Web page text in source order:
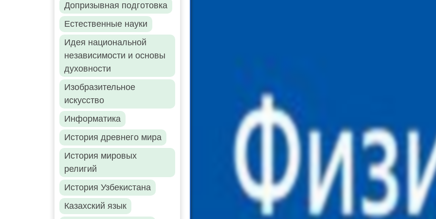
Допризывная подготовка
Естественные науки
Идея национальной
независимости и основы
духовности
Изобразительное
искусство
Информатика
История древнего мира
История мировых
религий
История Узбекистана
Казахский язык